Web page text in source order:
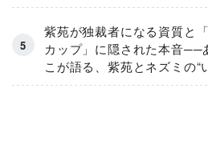
紫苑が独裁者になる資質と
カップ」に隠された本音──
こが語る、紫苑とネズミの“